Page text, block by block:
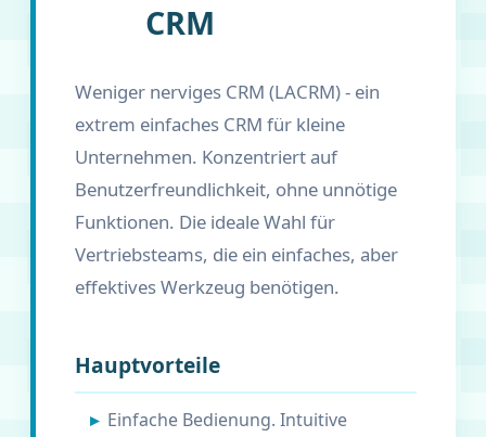
CRM
Weniger nerviges CRM (LACRM) - ein
extrem einfaches CRM für kleine
Unternehmen. Konzentriert auf
Benutzerfreundlichkeit, ohne unnötige
Funktionen. Die ideale Wahl für
Vertriebsteams, die ein einfaches, aber
effektives Werkzeug benötigen.
Hauptvorteile
Einfache Bedienung. Intuitive